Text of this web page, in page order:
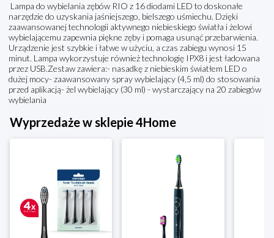
Lampa do wybielania zębów RIO z 16 diodami LED to doskonałe
narzędzie do uzyskania jaśniejszego, bielszego uśmiechu. Dzięki
zaawansowanej technologii aktywnego niebieskiego światła i żelowi
wybielającemu zapewnia piękne zęby i pomaga usunąć przebarwienia.
Urządzenie jest szybkie i łatwe w użyciu, a czas zabiegu wynosi 15
minut. Lampa wykorzystuje również technologię IPX8 i jest ładowana
przez USB.Zestaw zawiera:- nasadkę z niebieskim światłem LED o
dużej mocy- zaawansowany spray wybielający (4,5 ml) do stosowania
przed aplikacją- żel wybielający (30 ml) - wystarczający na 20 zabiegów
wybielania
Wyprzedaże w sklepie 4Home